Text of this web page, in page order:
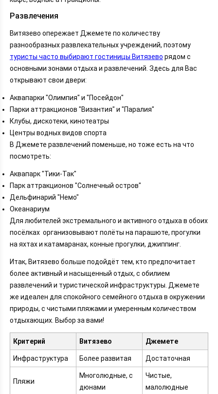
Развлечения
Витязево опережает Джемете по количеству
разнообразных развлекательных учреждений, поэтому
туристы часто выбирают гостиницы Витязево рядом с
основными зонами отдыха и развлечений. Здесь для Вас
открывают свои двери:
Аквапарки "Олимпия" и "Посейдон"
Парки аттракционов "Византия" и "Паралия"
Клубы, дискотеки, кинотеатры
Центры водных видов спорта
В Джемете развлечений поменьше, но тоже есть на что
посмотреть:
Аквапарк "Тики-Так"
Парк аттракционов "Солнечный остров"
Дельфинарий "Немо"
Океанариум
Для любителей экстремального и активного отдыха в обоих
посёлках организовывают полёты на парашюте, прогулки
на яхтах и катамаранах, конные прогулки, джиппинг.
Итак, Витязево больше подойдёт тем, кто предпочитает
более активный и насыщенный отдых, с обилием
развлечений и туристической инфраструктуры. Джемете
же идеален для спокойного семейного отдыха в окружении
природы, с чистыми пляжами и умеренным количеством
отдыхающих. Выбор за вами!
Критерий Витязево Джемете
Инфраструктура Более развитая Достаточная
Пляжи
Многолюдные, с
дюнами
Чистые,
малолюдные